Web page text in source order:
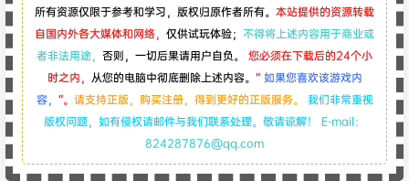
所有资源仅限于参考和学习，版权归原作者所有。 本站提供的资源转载
自国内外各大媒体和网络， 仅供试玩体验； 不得将上述内容用于商业或
者非法用途， 否则，一切后果请用户自负。
您必须在下载后的24个小
时之内， 从您的电脑中彻底删除上述内容。 “如果您喜欢该游戏内
容， ”。 请支持正版，购买注册，得到更好的正版服务。 我们非常重视
版权问题，如有侵权请邮件与我们联系处理。敬请谅解！ E-mail：
824287876@qq.com